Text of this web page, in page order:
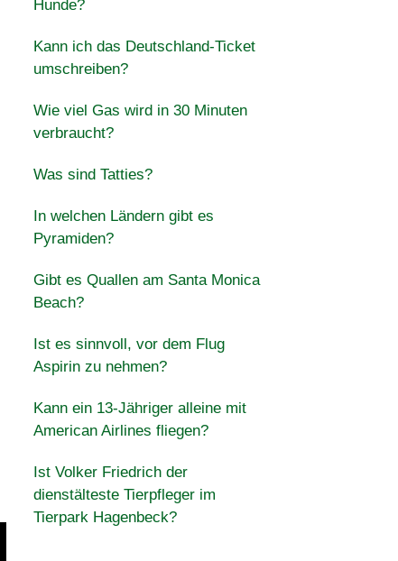
Hunde?
Kann ich das Deutschland-Ticket
umschreiben?
Wie viel Gas wird in 30 Minuten
verbraucht?
Was sind Tatties?
In welchen Ländern gibt es
Pyramiden?
Gibt es Quallen am Santa Monica
Beach?
Ist es sinnvoll, vor dem Flug
Aspirin zu nehmen?
Kann ein 13-Jähriger alleine mit
American Airlines fliegen?
Ist Volker Friedrich der
dienstälteste Tierpfleger im
Tierpark Hagenbeck?